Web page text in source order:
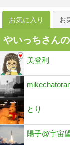
お気に入り お
やいっちさん
美登利
とり
陽子@宇宙